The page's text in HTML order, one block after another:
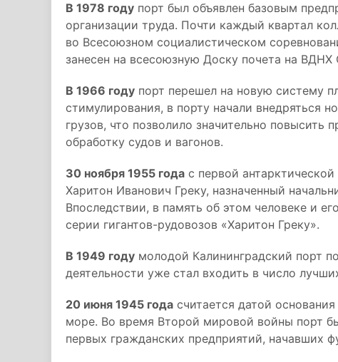
В 1978 году порт был объявлен базовым
организации труда. Почти каждый квартал
во Всесоюзном социалистическом
занесен на всесоюзную Доску почета на
В 1966 году порт перешел на новую систему
стимулирования, в порту начали внедряться
грузов, что позволило значительно повысить
обработку судов и вагонов.
30 ноября 1955 года с первой
Харитон Иванович Греку, назначенный
Впоследствии, в память об этом человеке и
серии гигантов-рудовозов «Харитон Греку».
В 1949 году молодой Калининградский порт
деятельности уже стал входить в число
20 июня 1945 года считается датой
море. Во время Второй мировой войны порт
первых гражданских предприятий, начавших